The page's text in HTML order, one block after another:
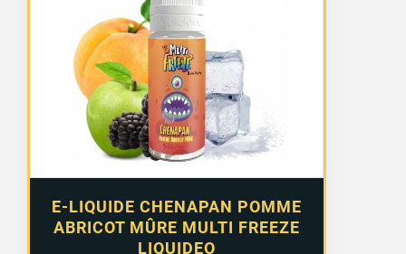
E-LIQUIDE CHENAPAN POMME
ABRICOT MÛRE MULTI FREEZE
LIQUIDEO
prix :
5,90 €
à
17,90 €